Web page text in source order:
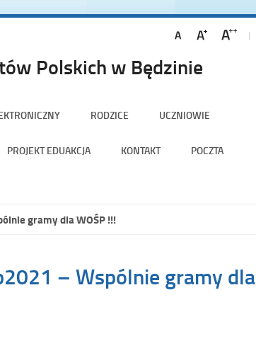
Polskich w Będzinie
RODZICE UCZNIOWIE
PROJEKT EDUAKCJA KONTAKT POCZTA
gramy dla WOŚP !!!
– Wspólnie gramy dla